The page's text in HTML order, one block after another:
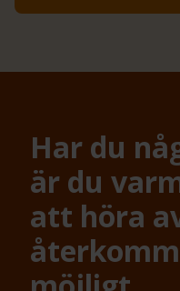
Har du
är du
att höra